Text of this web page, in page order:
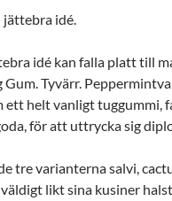
jättebra idé.
idé kan falla platt till
Gum. Tyvärr.
ett helt vanligt tuggummi,
för att uttrycka sig
tre varianterna salvi,
likt sina kusiner